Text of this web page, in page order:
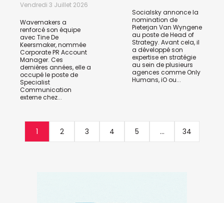
Vendredi 3 Juillet 2026
Wavemakers a
renforcé son équipe
avec Tine De
Keersmaker, nommée
Corporate PR Account
Manager. Ces
dernières années, elle a
occupé le poste de
Specialist
Communication
externe chez...
Socialsky annonce la
nomination de
Pieterjan Van Wyngene
au poste de Head of
Strategy. Avant cela, il
a développé son
expertise en stratégie
au sein de plusieurs
agences comme Only
Humans, iO ou...
1 2 3 4 5 ... 34